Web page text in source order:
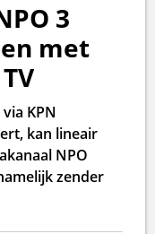
3
met
KPN
kan lineair
NPO
zender